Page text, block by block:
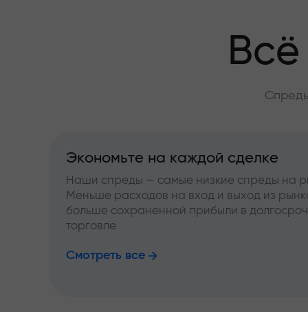
Экономьте на каждой сделке
Наши спреды — самые низкие спреды на
Меньше расходов на вход и выход из
больше сохраненной прибыли в
торговле
Смотреть все